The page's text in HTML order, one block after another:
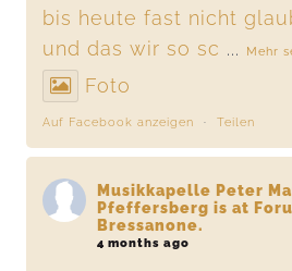
bis heute fast nicht
und das wir so sc ... Mehr
Foto
Auf Facebook anzeigen · Teilen
Musikkapelle Peter
Pfeffersberg is at
Bressanone.
4 months ago